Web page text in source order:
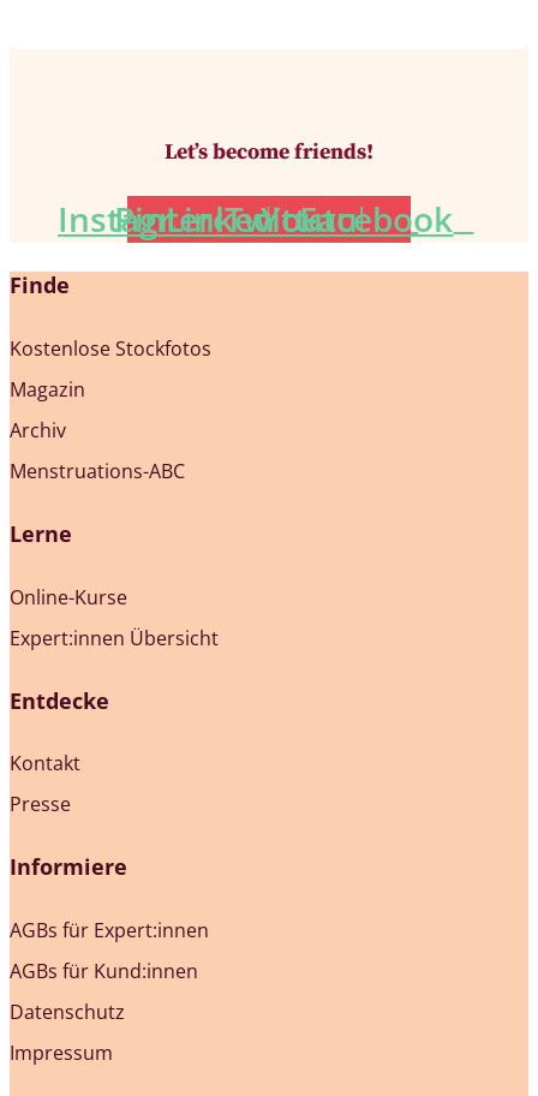
Let’s become friends!
Instagram
Pinterest
Linkedin
Twitter
Youtube
Facebook
Finde
Kostenlose Stockfotos
Magazin
Archiv
Menstruations-ABC
Lerne
Online-Kurse
Expert:innen Übersicht
Entdecke
Kontakt
Presse
Informiere
AGBs für Expert:innen
AGBs für Kund:innen
Datenschutz
Impressum